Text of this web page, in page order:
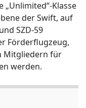
„Unlimited“-Klasse
der Swift, auf
SZD-59
Förderflugzeug,
Mitgliedern für
werden.